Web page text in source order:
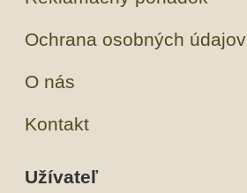
Ochrana osobných údajov
O nás
Kontakt
Užívateľ